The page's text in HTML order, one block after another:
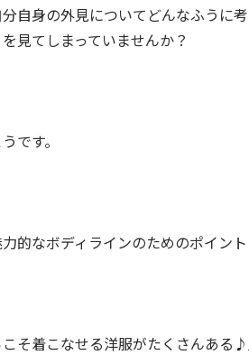
自身の外見についてどんなふうに
見てしまっていませんか？
です。
力的なボディラインのためのポイン
こそ着こなせる洋服がたくさんある♪